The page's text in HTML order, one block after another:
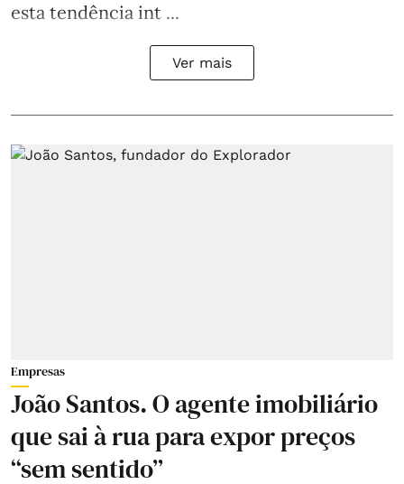
esta tendência int ...
Ver mais
Empresas
João Santos. O agente imobiliário
que sai à rua para expor preços
“sem sentido”